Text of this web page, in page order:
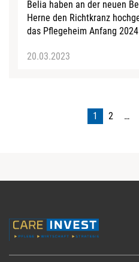
Belia haben an der neuen
Herne den Richtkranz
das Pflegeheim Anfang
20.03.2023
1 2 …